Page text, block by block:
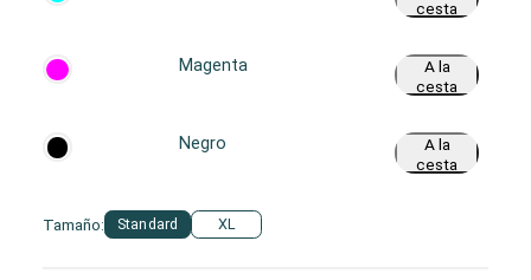
Tamaño: Standard XL
cesta
Magenta
A la
cesta
Negro
A la
cesta